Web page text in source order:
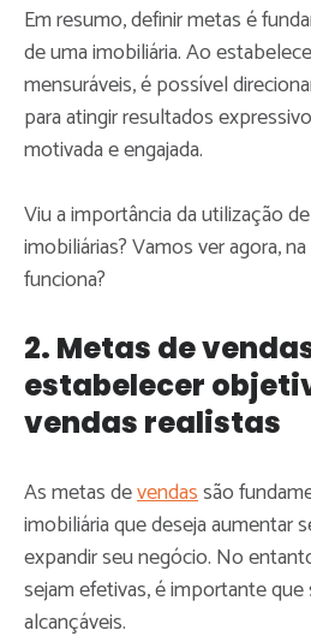
Em resumo, definir metas é
de uma imobiliária. Ao
mensuráveis, é possível
para atingir resultados
motivada e engajada.
Viu a importância da utilização
imobiliárias? Vamos ver agora,
funciona?
2. Metas de
estabelecer
vendas realistas
As metas devendassão
imobiliária que deseja aumentar
expandir seu negócio. No
sejam efetivas, é importante que
alcançáveis.